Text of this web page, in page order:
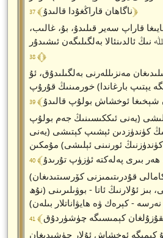
ناگاھان قاراڭغۇدا قالىدۇ﴾ 37 ﴿
قاراپ سەير قىلىدۇ، بۇ، غالىب،
ئالدىنئالا بەلگىلىگەن ئىشىدۇر
﴾ 38 ﴿
مەنزىللەرنى بەلگىلىدۇق، ئۇ
يېتىپ بارغاندا) خورمىنىڭ قۇرۇپ
شېخىغا ئوخشاش بولۇپ قالىدۇ
(يەنى ئىككىسىنىڭ جەم بولۇپ
كۈندۈزدىن ئېشىپ كېتىشى (يەنى
ئورنىنى ئېلىشى) مۇمكىن
بىرى پەلەكتە ئۈزۈپ تۇرىدۇ
قۇدرىتىمىزنى كۆرسىتىدىغان)
ئۇلارنىڭ ئاتا - بوۋىلىرىنى (نۇھ
- كېرەك ۋە ھايۋاناتلار بىلەن)
كېمىسىگە چۈشۈردۇق
كېمىگە ئوخشاش ئۇلار چۈشىدىغان